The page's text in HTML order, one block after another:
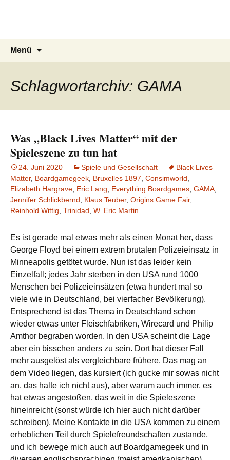
Menü
Schlagwortarchiv: GAMA
Was „Black Lives Matter“ mit der
Spieleszene zu tun hat
24. Juni 2020 Spiele und Gesellschaft
Black Lives
Matter, Boardgamegeek Bruxelles 1897 Consimworld
Elizabeth Hargrave Eric Lang Everything Boardgames GAMA
Jennifer Schlickbernd
Klaus Teuber, Origins Game Fair,
Reinhold Wittig Trinidad W. Eric Martin
Es ist gerade mal etwas mehr als einen Monat her, dass
George Floyd bei einem extrem brutalen Polizeieinsatz in
Minneapolis getötet wurde. Nun ist das leider kein
Einzelfall; jedes Jahr sterben in den USA rund 1000
Menschen bei Polizeieinsätzen (etwa hundert mal so
viele wie in Deutschland, bei vierfacher Bevölkerung).
Entsprechend ist das Thema in Deutschland schon
wieder etwas unter Fleischfabriken, Wirecard und Philip
Amthor begraben worden. In den USA scheint die Lage
aber ein bisschen anders zu sein. Dort hat dieser Fall
mehr ausgelöst als vergleichbare frühere. Das mag an
dem Video liegen, das kursiert (ich gucke mir sowas nicht
an, das halte ich nicht aus), aber warum auch immer, es
hat etwas angestoßen, das weit in die Spieleszene
hineinreicht (sonst würde ich hier auch nicht darüber
schreiben). Meine Kontakte in die USA kommen zu einem
erheblichen Teil durch Spielefreundschaften zustande,
und ich bewege mich auch auf Boardgamegeek und in